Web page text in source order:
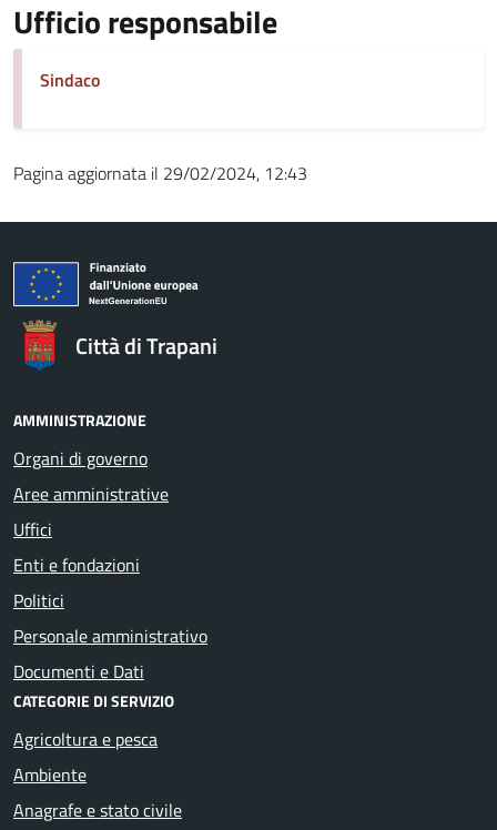
Ufficio responsabile
Sindaco
Pagina aggiornata il 29/02/2024, 12:43
Città di Trapani
AMMINISTRAZIONE
Organi di governo
Aree amministrative
Uffici
Enti e fondazioni
Politici
Personale amministrativo
Documenti e Dati
CATEGORIE DI SERVIZIO
Agricoltura e pesca
Ambiente
Anagrafe e stato civile